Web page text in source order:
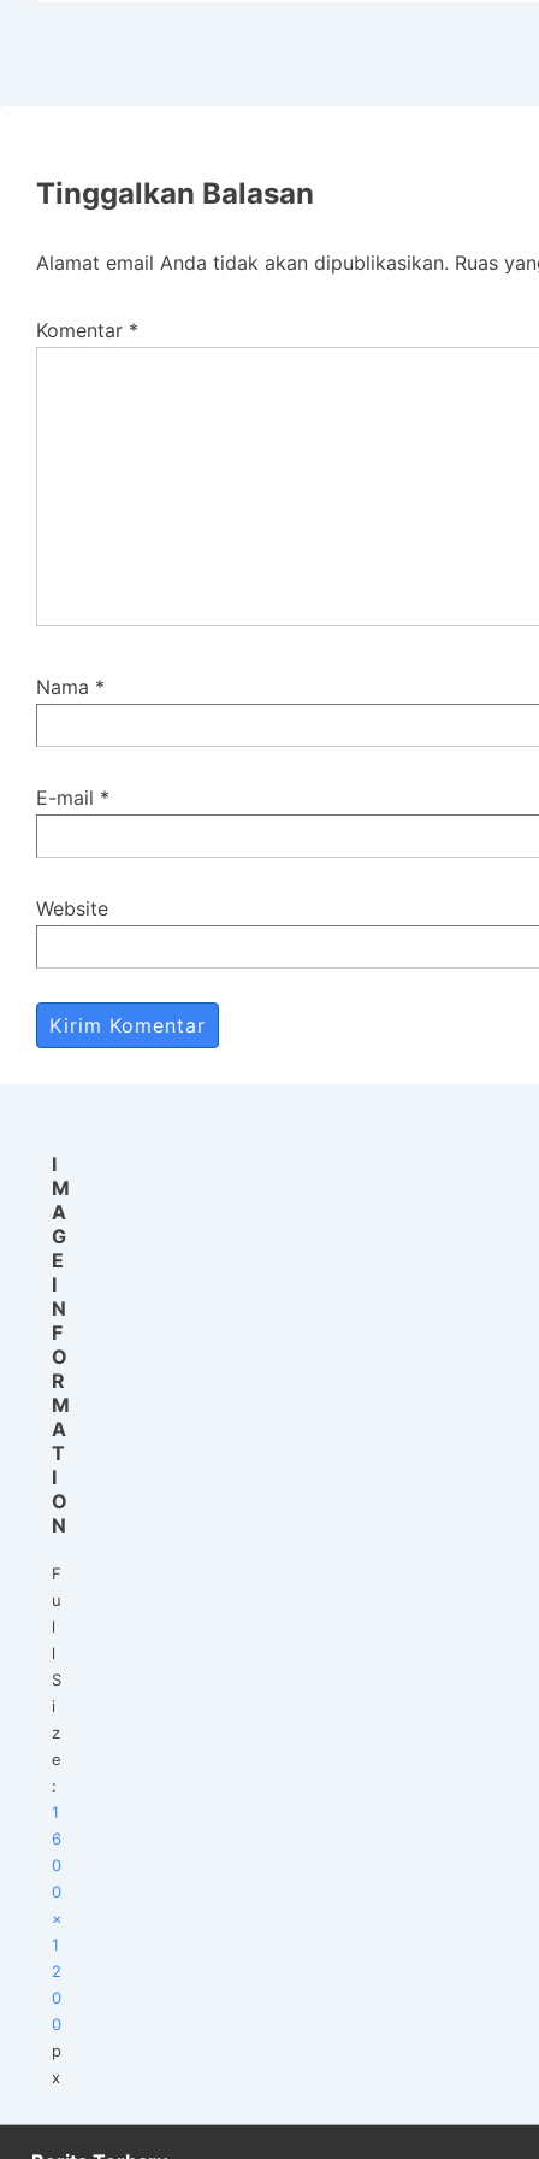
Tinggalkan Balasan
Alamat email Anda tidak akan dipublikasikan. Ruas
Komentar *
Nama *
E-mail *
Website
I
M
A
G
E
I
N
F
O
R
M
A
T
I
O
N
F
u
l
l
S
i
z
e
:
1
6
0
0
×
1
2
0
0
p
x